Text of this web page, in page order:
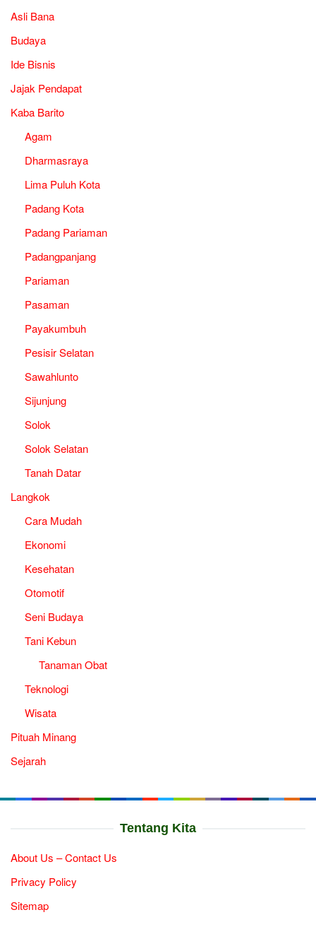
Asli Bana
Budaya
Ide Bisnis
Jajak Pendapat
Kaba Barito
Agam
Dharmasraya
Lima Puluh Kota
Padang Kota
Padang Pariaman
Padangpanjang
Pariaman
Pasaman
Payakumbuh
Pesisir Selatan
Sawahlunto
Sijunjung
Solok
Solok Selatan
Tanah Datar
Langkok
Cara Mudah
Ekonomi
Kesehatan
Otomotif
Seni Budaya
Tani Kebun
Tanaman Obat
Teknologi
Wisata
Pituah Minang
Sejarah
Tentang Kita
About Us – Contact Us
Privacy Policy
Sitemap